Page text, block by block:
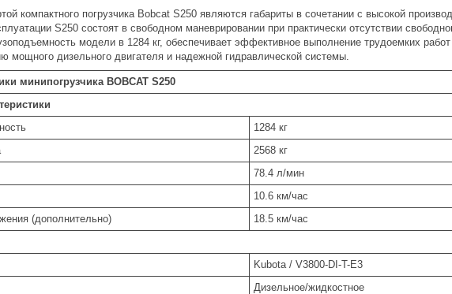
компактного погрузчика Bobcat S250 являются габариты в сочетании с высокой
S250 состоят в свободном маневрировании при практически отсутствии
модели в 1284 кг, обеспечивает эффективное выполнение трудоемких
мощного дизельного двигателя и надежной гидравлической системы.
минипогрузчика BOBCAT S250
1284 кг
2568 кг
78.4 л/мин
10.6 км/час
(дополнительно)
18.5 км/час
Kubota / V3800-DI-T-E3
Дизельное/жидкостное